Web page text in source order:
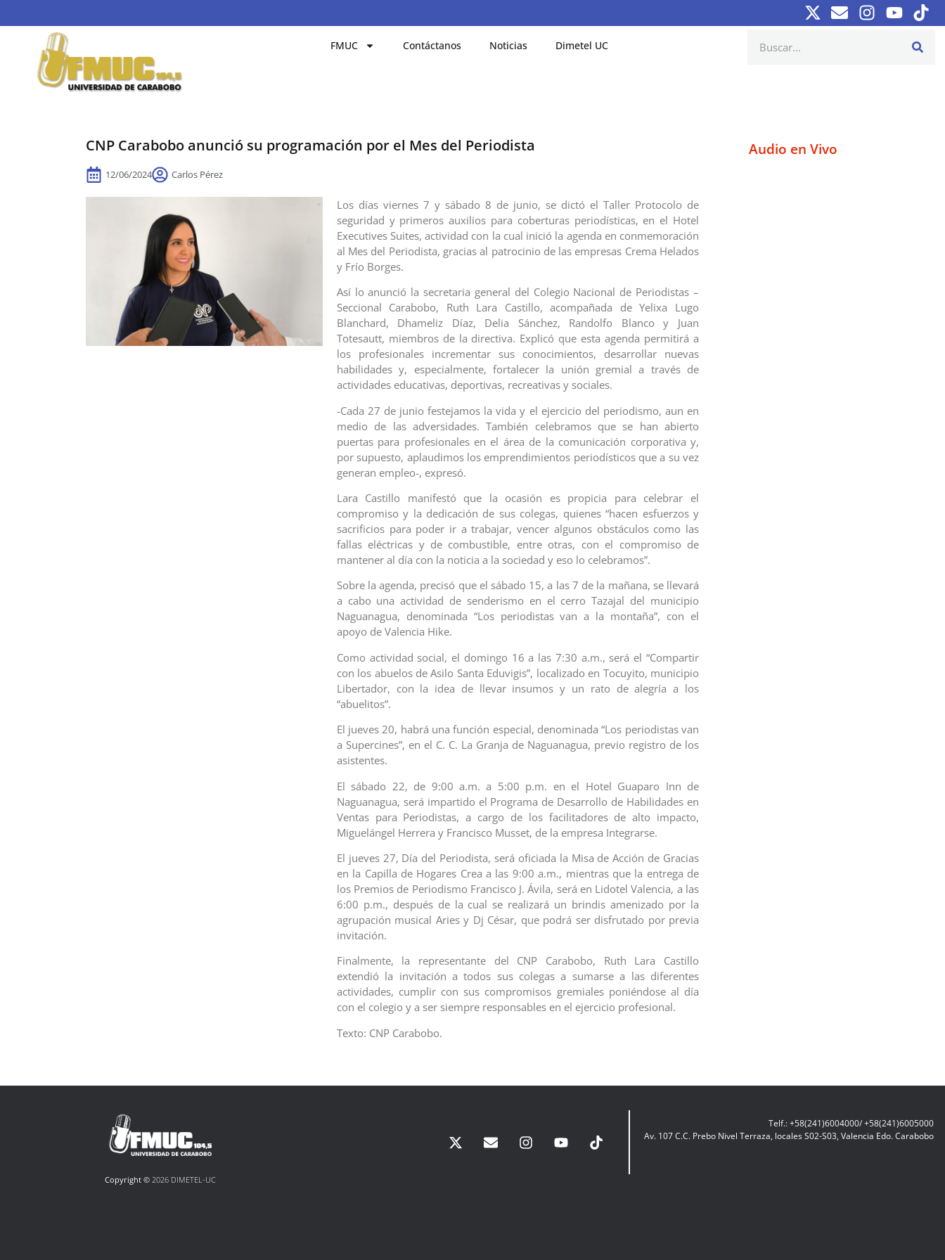
FMUC Contáctanos Noticias Dimetel UC
CNP Carabobo anunció su programación por el Mes del Periodista
12/06/2024 Carlos Pérez
Los días viernes 7 y sábado 8 de junio, se dictó el Taller Protocolo de
seguridad y primeros auxilios para coberturas periodísticas, en el Hotel
Executives Suites, actividad con la cual inició la agenda en conmemoración
al Mes del Periodista, gracias al patrocinio de las empresas Crema Helados
y Frío Borges.
Así lo anunció la secretaria general del Colegio Nacional de Periodistas –
Seccional Carabobo, Ruth Lara Castillo, acompañada de Yelixa Lugo
Blanchard, Dhameliz Díaz, Delia Sánchez, Randolfo Blanco y Juan
Totesautt, miembros de la directiva. Explicó que esta agenda permitirá a
los profesionales incrementar sus conocimientos, desarrollar nuevas
habilidades y, especialmente, fortalecer la unión gremial a través de
actividades educativas, deportivas, recreativas y sociales.
-Cada 27 de junio festejamos la vida y el ejercicio del periodismo, aun en
medio de las adversidades. También celebramos que se han abierto
puertas para profesionales en el área de la comunicación corporativa y,
por supuesto, aplaudimos los emprendimientos periodísticos que a su vez
generan empleo-, expresó.
Lara Castillo manifestó que la ocasión es propicia para celebrar el
compromiso y la dedicación de sus colegas, quienes “hacen esfuerzos y
sacrificios para poder ir a trabajar, vencer algunos obstáculos como las
fallas eléctricas y de combustible, entre otras, con el compromiso de
mantener al día con la noticia a la sociedad y eso lo celebramos”.
Sobre la agenda, precisó que el sábado 15, a las 7 de la mañana, se llevará
a cabo una actividad de senderismo en el cerro Tazajal del municipio
Naguanagua, denominada “Los periodistas van a la montaña”, con el
apoyo de Valencia Hike.
Como actividad social, el domingo 16 a las 7:30 a.m., será el “Compartir
con los abuelos de Asilo Santa Eduvigis”, localizado en Tocuyito, municipio
Libertador, con la idea de llevar insumos y un rato de alegría a los
“abuelitos”.
El jueves 20, habrá una función especial, denominada “Los periodistas van
a Supercines”, en el C. C. La Granja de Naguanagua, previo registro de los
asistentes.
El sábado 22, de 9:00 a.m. a 5:00 p.m. en el Hotel Guaparo Inn de
Naguanagua, será impartido el Programa de Desarrollo de Habilidades en
Ventas para Periodistas, a cargo de los facilitadores de alto impacto,
Miguelángel Herrera y Francisco Musset, de la empresa Integrarse.
El jueves 27, Día del Periodista, será oficiada la Misa de Acción de Gracias
en la Capilla de Hogares Crea a las 9:00 a.m., mientras que la entrega de
los Premios de Periodismo Francisco J. Ávila, será en Lidotel Valencia, a las
6:00 p.m., después de la cual se realizará un brindis amenizado por la
agrupación musical Aries y Dj César, que podrá ser disfrutado por previa
invitación.
Finalmente, la representante del CNP Carabobo, Ruth Lara Castillo
extendió la invitación a todos sus colegas a sumarse a las diferentes
actividades, cumplir con sus compromisos gremiales poniéndose al día
con el colegio y a ser siempre responsables en el ejercicio profesional.
Texto: CNP Carabobo.
Audio en Vivo
Copyright ©2026 DIMETEL-UC
Telf.: +58(241)6004000/ +58(241)6005000
Av. 107 C.C. Prebo Nivel Terraza, locales S02-S03, Valencia Edo. Carabobo